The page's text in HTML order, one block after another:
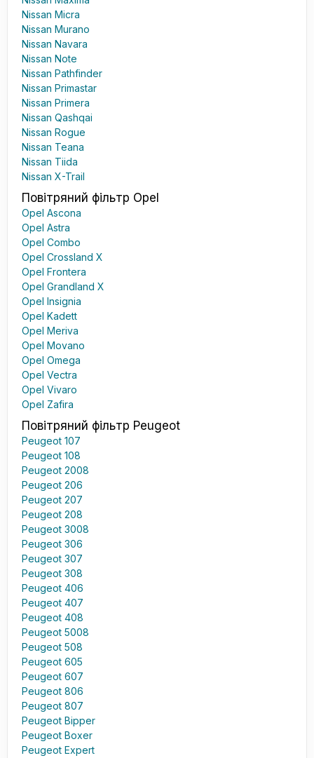
Nissan Micra
Nissan Murano
Nissan Navara
Nissan Note
Nissan Pathfinder
Nissan Primastar
Nissan Primera
Nissan Qashqai
Nissan Rogue
Nissan Teana
Nissan Tiida
Nissan X-Trail
Повітряний фільтр Opel
Opel Ascona
Opel Astra
Opel Combo
Opel Crossland X
Opel Frontera
Opel Grandland X
Opel Insignia
Opel Kadett
Opel Meriva
Opel Movano
Opel Omega
Opel Vectra
Opel Vivaro
Opel Zafira
Повітряний фільтр Peugeot
Peugeot 107
Peugeot 108
Peugeot 2008
Peugeot 206
Peugeot 207
Peugeot 208
Peugeot 3008
Peugeot 306
Peugeot 307
Peugeot 308
Peugeot 406
Peugeot 407
Peugeot 408
Peugeot 5008
Peugeot 508
Peugeot 605
Peugeot 607
Peugeot 806
Peugeot 807
Peugeot Bipper
Peugeot Boxer
Peugeot Expert